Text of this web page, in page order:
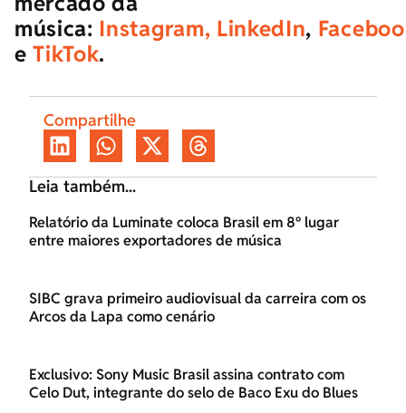
música: Instagram, LinkedIn,
eTikTok.
Compartilhe
Leia também...
Relatório da Luminate coloca Brasil em 8º lugar
entre maiores exportadores de música
SIBC grava primeiro audiovisual da carreira com os
Arcos da Lapa como cenário
Exclusivo: Sony Music Brasil assina contrato com
Celo Dut, integrante do selo de Baco Exu do Blues